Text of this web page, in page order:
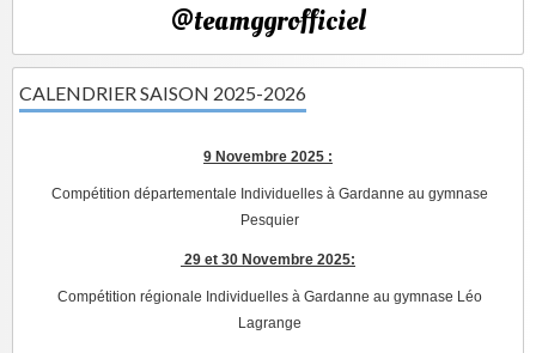
@teamggrofficiel
CALENDRIER SAISON 2025-2026
9 Novembre 2025 :
Compétition départementale Individuelles à Gardanne au gymnase
Pesquier
29 et 30 Novembre 2025:
Compétition régionale Individuelles à Gardanne au gymnase Léo
Lagrange